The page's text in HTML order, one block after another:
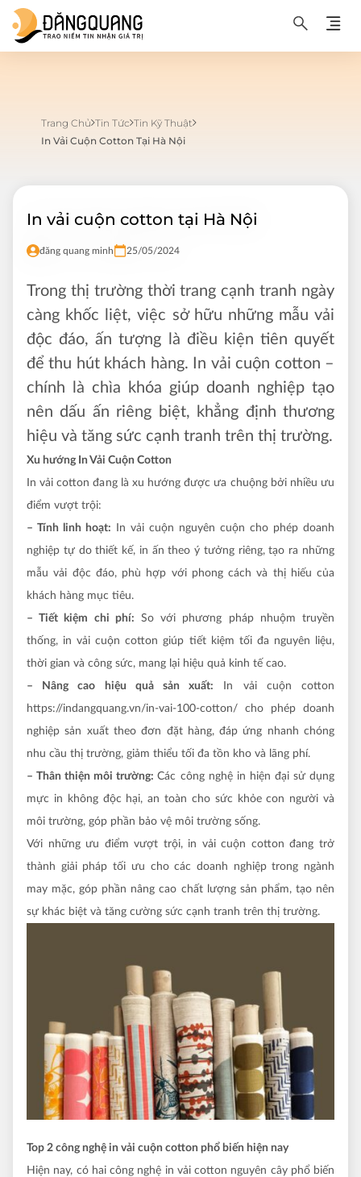
Trang Chủ Tin Tức Tin Kỹ Thuật
In Vải Cuộn Cotton Tại Hà Nội
In vải cuộn cotton tại Hà Nội
đăng quang minh 25/05/2024
Trong thị trường thời trang cạnh tranh ngày
càng khốc liệt, việc sở hữu những mẫu vải
độc đáo, ấn tượng là điều kiện tiên quyết
để thu hút khách hàng. In vải cuộn cotton –
chính là chìa khóa giúp doanh nghiệp tạo
nên dấu ấn riêng biệt, khẳng định thương
hiệu và tăng sức cạnh tranh trên thị trường.
Xu hướng In Vải Cuộn Cotton
In vải cotton đang là xu hướng được ưa chuộng bởi nhiều ưu
điểm vượt trội:
– Tính linh hoạt: In vải cuộn nguyên cuộn cho phép doanh
nghiệp tự do thiết kế, in ấn theo ý tưởng riêng, tạo ra những
mẫu vải độc đáo, phù hợp với phong cách và thị hiếu của
khách hàng mục tiêu.
– Tiết kiệm chi phí: So với phương pháp nhuộm truyền
thống, in vải cuộn cotton giúp tiết kiệm tối đa nguyên liệu,
thời gian và công sức, mang lại hiệu quả kinh tế cao.
– Nâng cao hiệu quả sản xuất: In vải cuộn cotton
https://indangquang.vn/in-vai-100-cotton/ cho phép doanh
nghiệp sản xuất theo đơn đặt hàng, đáp ứng nhanh chóng
nhu cầu thị trường, giảm thiểu tối đa tồn kho và lãng phí.
– Thân thiện môi trường:Các công nghệ in hiện đại sử dụng
mực in không độc hại, an toàn cho sức khỏe con người và
môi trường, góp phần bảo vệ môi trường sống.
Với những ưu điểm vượt trội, in vải cuộn cotton đang trở
thành giải pháp tối ưu cho các doanh nghiệp trong ngành
may mặc, góp phần nâng cao chất lượng sản phẩm, tạo nên
sự khác biệt và tăng cường sức cạnh tranh trên thị trường.
Top 2 công nghệ in vải cuộn cotton phổ biến hiện nay
Hiện nay, có hai công nghệ in vải cotton nguyên cây phổ biến